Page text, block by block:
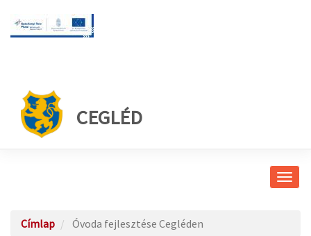
CEGLÉD
Címlap Óvoda fejlesztése Cegléden